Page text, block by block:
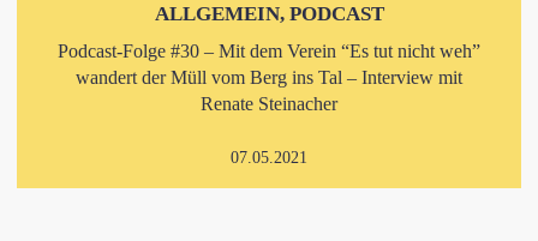
ALLGEMEIN, PODCAST
Podcast-Folge #30 – Mit dem Verein “Es tut nicht weh”
wandert der Müll vom Berg ins Tal – Interview mit
Renate Steinacher
07.05.2021